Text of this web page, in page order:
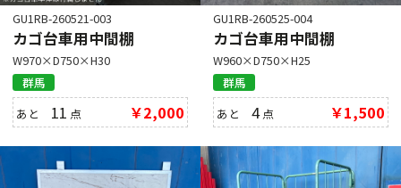
GU1RB-260521-003
カゴ台車用中間棚
W970×D750×H30
群馬
あと 11 点 ￥2,000
GU1RB-260525-004
カゴ台車用中間棚
W960×D750×H25
群馬
あと4点 ￥1,500